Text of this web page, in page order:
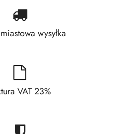
wysyłka
VAT 23%